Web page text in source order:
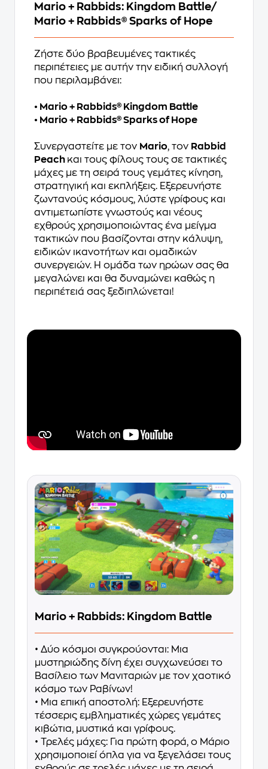
Mario + Rabbids: Kingdom Battle/
Mario + Rabbids® Sparks of Hope
Ζήστε δύο βραβευμένες τακτικές
περιπέτειες με αυτήν την ειδική συλλογή
που περιλαμβάνει:
• Mario + Rabbids® Kingdom Battle
• Mario + Rabbids® Sparks of Hope
Συνεργαστείτε με τον Mario, τον Rabbid
Peach και τους φίλους τους σε τακτικές
μάχες με τη σειρά τους γεμάτες κίνηση,
στρατηγική και εκπλήξεις. Εξερευνήστε
ζωντανούς κόσμους, λύστε γρίφους και
αντιμετωπίστε γνωστούς και νέους
εχθρούς χρησιμοποιώντας ένα μείγμα
τακτικών που βασίζονται στην κάλυψη,
ειδικών ικανοτήτων και ομαδικών
συνεργειών. Η ομάδα των ηρώων σας θα
μεγαλώνει και θα δυναμώνει καθώς η
περιπέτειά σας ξεδιπλώνεται!
Mario + Rabbids: Kingdom Battle
• Δύο κόσμοι συγκρούονται: Μια
μυστηριώδης δίνη έχει συγχωνεύσει το
Βασίλειο των Μανιταριών με τον χαοτικό
κόσμο των Ραβίνων!
• Μια επική αποστολή: Εξερευνήστε
τέσσερις εμβληματικές χώρες γεμάτες
κιβώτια, μυστικά και γρίφους.
• Τρελές μάχες: Για πρώτη φορά, ο Μάριο
χρησιμοποιεί όπλα για να ξεγελάσει τους